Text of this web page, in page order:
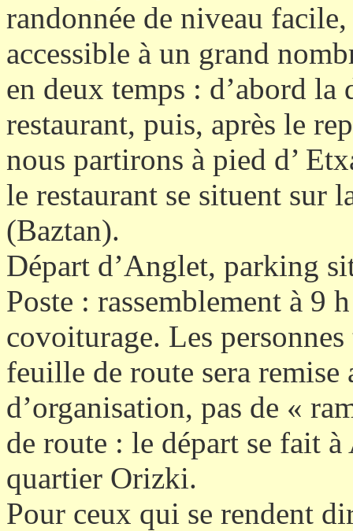
randonnée de niveau
accessible à un grand
en deux temps : d’abord la
restaurant, puis, après le
nous partirons à pied d’
le restaurant se situent sur
(Baztan).
Départ d’Anglet, parking
Poste : rassemblement à 9
covoiturage. Les
feuille de route sera
d’organisation, pas de «
de route : le départ se fait
quartier Orizki.
Pour ceux qui se rendent